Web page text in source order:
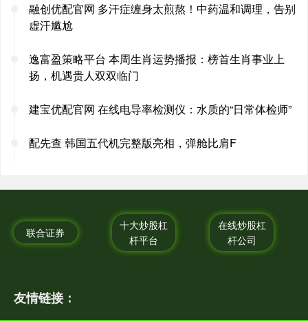
融创优配官网 多汗症缠身太煎熬！中药温和调理，告别
虚汗尴尬
逸富盈策略平台 本周生肖运势播报：榜首生肖事业上
扬，机遇贵人双双临门
建宝优配官网 在线电导率检测仪：水质的“日常体检师”
配先查 韩国五代机完整版亮相，弹舱比肩F
联合证券
十大炒股杠
杆平台
在线炒股杠
杆公司
友情链接：